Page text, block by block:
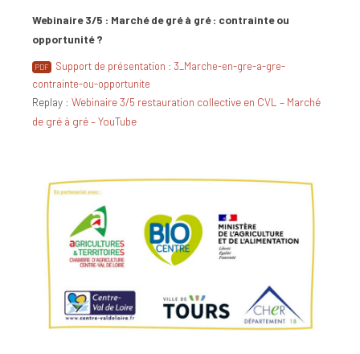
Webinaire 3/5 : Marché de gré à gré : contrainte ou
opportunité ?
Support de présentation : 3_Marche-en-gre-a-gre-
contrainte-ou-opportunite
Replay : Webinaire 3/5 restauration collective en CVL – Marché
de gré à gré – YouTube